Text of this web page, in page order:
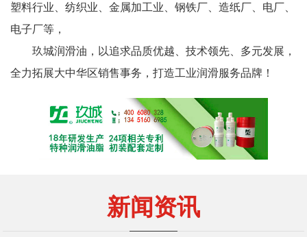
塑料行业、纺织业、金属加工业、钢铁厂、造纸厂、电厂、
电子厂等，
玖城润滑油，以追求品质优越、技术领先、多元发展，
全力拓展大中华区销售事务，打造工业润滑服务品牌！
新闻资讯